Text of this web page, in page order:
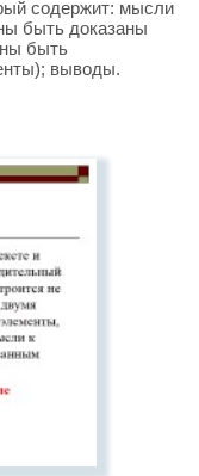
содержит: мысли
быть доказаны
быть
выводы.